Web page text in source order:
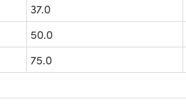
37.0
50.0
75.0